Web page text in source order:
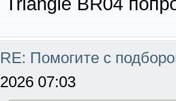
RE: Помогите с
2026 07:03